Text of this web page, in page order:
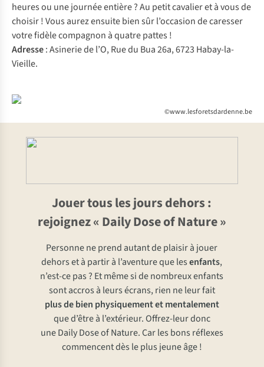
heures ou une journée entière ? Au petit cavalier et à vous de
choisir ! Vous aurez ensuite bien sûr l’occasion de caresser
votre fidèle compagnon à quatre pattes !
Adresse: Asinerie de l’O, Rue du Bua 26a, 6723 Habay-la-
Vieille.
©www.lesforetsdardenne.be
Jouer tous les jours dehors :
rejoignez « Daily Dose of Nature »
Personne ne prend autant de plaisir à jouer
dehors et à partir à l’aventure que lesenfants,
n’est-ce pas ? Et même si de nombreux enfants
sont accros à leurs écrans, rien ne leur fait
plus de bien physiquement et mentalement
que d’être à l’extérieur. Offrez-leur donc
une Daily Dose of Nature. Car les bons réflexes
commencent dès le plus jeune âge !